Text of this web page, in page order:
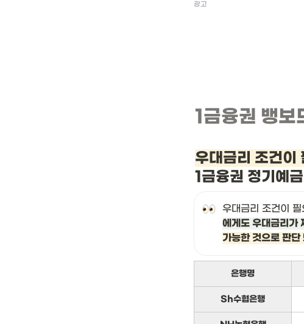
광고
1금융권 뱅보
우대금리 조건이
1금융권 정기예
우대금리 조건이
에게도 우대금리가
가능한 것으로 판단
은행명
Sh수협은행